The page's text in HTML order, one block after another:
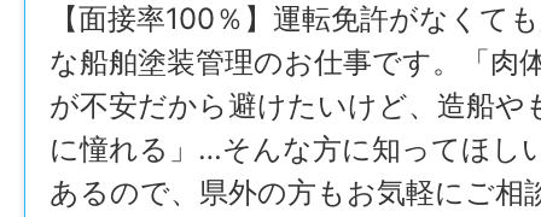
【面接率100％】運転免許がなくて
な船舶塗装管理のお仕事です。「肉
が不安だから避けたいけど、造船や
に憧れる」…そんな方に知ってほし
あるので、県外の方もお気軽にご相